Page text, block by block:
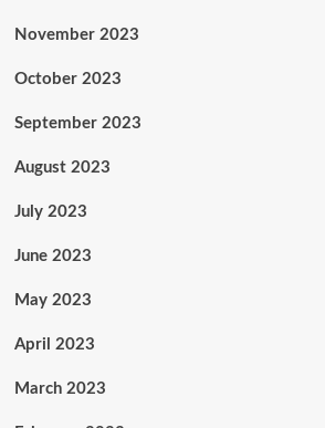
November 2023
October 2023
September 2023
August 2023
July 2023
June 2023
May 2023
April 2023
March 2023